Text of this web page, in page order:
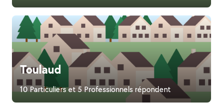
Toulaud
10 Particuliers et 5 Professionnels répondent